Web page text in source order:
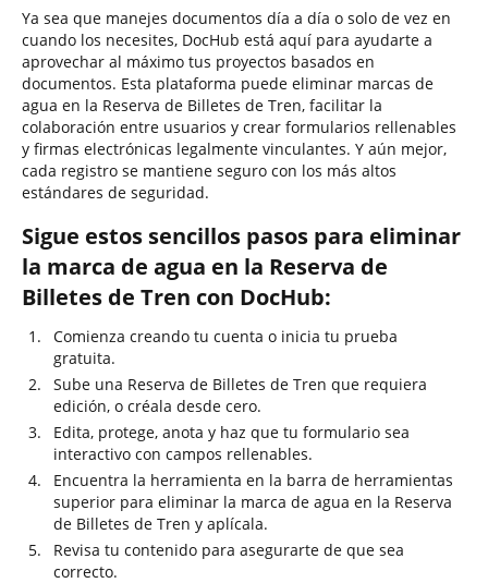
Ya sea que manejes documentos día a día o solo de vez en
cuando los necesites, DocHub está aquí para ayudarte a
aprovechar al máximo tus proyectos basados en
documentos. Esta plataforma puede eliminar marcas de
agua en la Reserva de Billetes de Tren, facilitar la
colaboración entre usuarios y crear formularios rellenables
y firmas electrónicas legalmente vinculantes. Y aún mejor,
cada registro se mantiene seguro con los más altos
estándares de seguridad.
Sigue estos sencillos pasos para eliminar
la marca de agua en la Reserva de
Billetes de Tren con DocHub:
Comienza creando tu cuenta o inicia tu prueba
gratuita.
Sube una Reserva de Billetes de Tren que requiera
edición, o créala desde cero.
Edita, protege, anota y haz que tu formulario sea
interactivo con campos rellenables.
Encuentra la herramienta en la barra de herramientas
superior para eliminar la marca de agua en la Reserva
de Billetes de Tren y aplícala.
Revisa tu contenido para asegurarte de que sea
correcto.